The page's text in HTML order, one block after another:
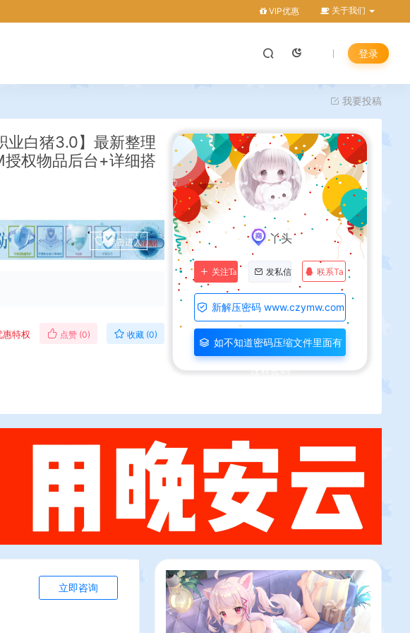
VIP优惠 关于我们
登录
我要投稿
业白猪3.0】最新整理
权物品后台+详细搭
点击进入
惠特权 点赞 (0) 收藏 (0)
丫头
关注Ta 发私信 联系Ta
新解压密码 www.czymw.com
如不知道密码压缩文件里面有
立即咨询